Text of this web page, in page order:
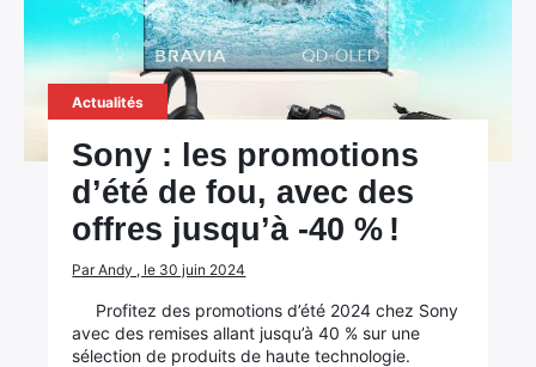
Actualités
Sony : les promotions
d’été de fou, avec des
offres jusqu’à -40 % !
Par Andy , le 30 juin 2024
Profitez des promotions d’été 2024 chez Sony
avec des remises allant jusqu’à 40 % sur une
sélection de produits de haute technologie.